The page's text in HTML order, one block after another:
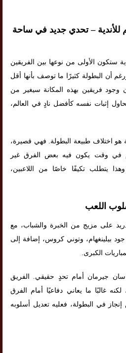
للأندية – تحدي جديد في ساحة
ستكون الأولى من نوعها بين الفريقين
أن البطولة كثيرًا ما توصف بأنها أقل
وجود فريقين بهذه المكانة سيغير من
إثبات نفسه كأفضل نادٍ في العالم،
هو اختلاف طبيعة البطولة. فهي قصيرة،
في وقت يكون فيه بعض الفرق غير
يتطلب تكيفًا خاصًا من اللاعبين،
اللعب
على مزيج من الخبرة والشباب، مع
بيلينغهام، وتوني كروس، إضافة إلى
الكبرى.
جيرمان أمام تحدٍ حقيقي. الفريق
غالبًا ما يعاني دفاعيًا أمام الفرق
إنجاز في البطولة، فعليه تعديل أسلوبه